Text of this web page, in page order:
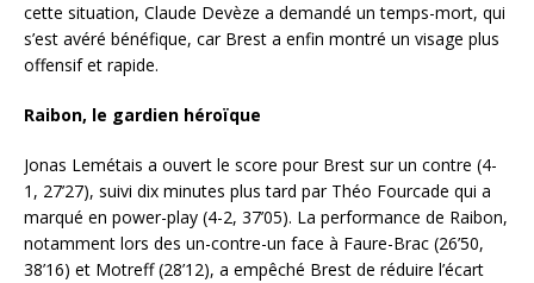
cette situation, Claude Devèze a demandé un temps-mort, qui
s’est avéré bénéfique, car Brest a enfin montré un visage plus
offensif et rapide.
Raibon, le gardien héroïque
Jonas Lemétais a ouvert le score pour Brest sur un contre (4-
1, 27’27), suivi dix minutes plus tard par Théo Fourcade qui a
marqué en power-play (4-2, 37’05). La performance de Raibon,
notamment lors des un-contre-un face à Faure-Brac (26’50,
38’16) et Motreff (28’12), a empêché Brest de réduire l’écart